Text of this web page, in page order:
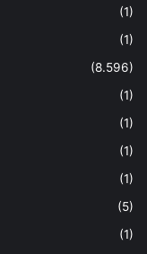
(1)
(1)
(8.596)
(1)
(1)
(1)
(1)
(5)
(1)